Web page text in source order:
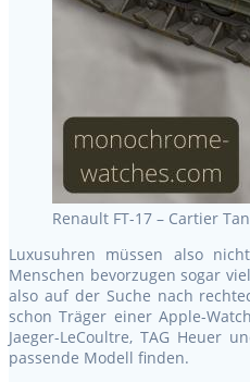
Renault FT-17 – Cartier
Luxusuhren müssen also
Menschen bevorzugen sogar
also auf der Suche nach
schon Träger einer Apple-
Jaeger-LeCoultre, TAG Heuer
passende Modell finden.